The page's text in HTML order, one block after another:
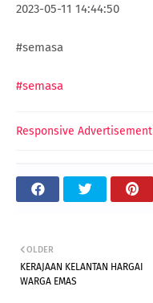
2023-05-11 14:44:50
#semasa
#semasa
Responsive Advertisement
OLDER
KERAJAAN KELANTAN HARGAI
WARGA EMAS